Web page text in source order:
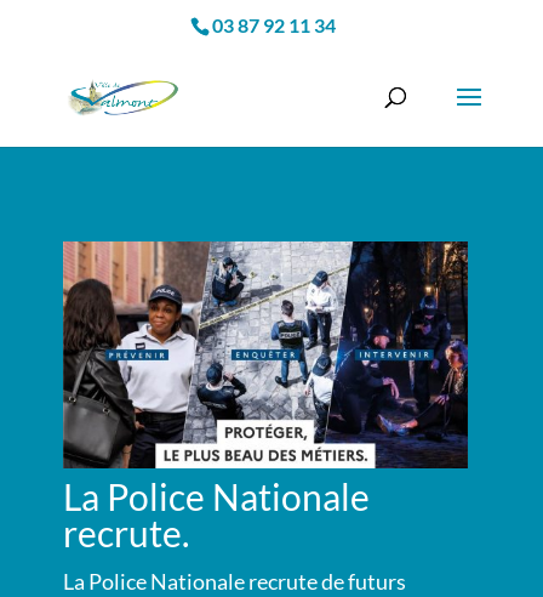
03 87 92 11 34
La Police Nationale
recrute.
La Police Nationale recrute de futurs